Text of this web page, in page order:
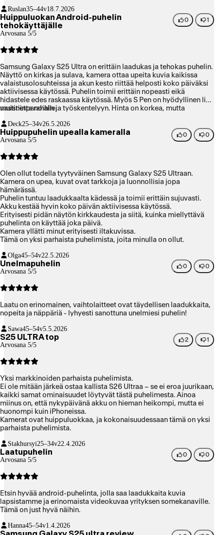
Ruslan35–44v18.7.2026
Huippuluokan Android-puhelin
tehokäyttäjälle
Arvosana 5/5
0 1
Samsung Galaxy S25 Ultra on erittäin laadukas ja tehokas puhelin.
Näyttö on kirkas ja sulava, kamera ottaa upeita kuvia kaikissa
valaistusolosuhteissa ja akun kesto riittää helposti koko päiväksi
aktiivisessa käytössä. Puhelin toimii erittäin nopeasti eikä
hidastele edes raskaassa käytössä. Myös S Pen on hyödyllinen lisä
muistiinpanoihin ja työskentelyyn. Hinta on korkea, mutta
vastinetta rahalle.
Deck25–34v26.5.2026
Huippupuhelin upealla kameralla
Arvosana 5/5
0 0
Olen ollut todella tyytyväinen Samsung Galaxy S25 Ultraan.
Kamera on upea, kuvat ovat tarkkoja ja luonnollisia jopa
hämärässä.
Puhelin tuntuu laadukkaalta kädessä ja toimii erittäin sujuvasti.
Akku kestää hyvin koko päivän aktiivisessa käytössä.
Erityisesti pidän näytön kirkkaudesta ja siitä, kuinka miellyttävä
puhelinta on käyttää joka päivä.
Kamera yllätti minut erityisesti iltakuvissa.
Tämä on yksi parhaista puhelimista, joita minulla on ollut.
Olga45–54v22.5.2026
Unelmapuhelin
Arvosana 5/5
0 0
Laatu on erinomainen, vaihtolaitteet ovat täydellisen laadukkaita,
nopeita ja näppäriä - lyhyesti sanottuna unelmiesi puhelin!
Sawa45–54v5.5.2026
S25 ULTRA top
Arvosana 5/5
2 1
Yksi markkinoiden parhaista puhelimista.
Ei ole mitään järkeä ostaa kallista S26 Ultraa – se ei eroa juurikaan,
kaikki samat ominaisuudet löytyvät tästä puhelimesta. Ainoa
miinus on, että nykypäivänä akku on hieman heikompi, mutta ei
huonompi kuin iPhoneissa.
Kamerat ovat huippuluokkaa, ja kokonaisuudessaan tämä on yksi
parhaista puhelimista.
Stakhursyi25–34v22.4.2026
Laatupuhelin
Arvosana 5/5
0 0
Etsin hyvää android-puhelinta, jolla saa laadukkaita kuvia
lapsistamme ja erinomaista videokuvaa yrityksen somekanaville.
Tämä on just hyvä näihin.
Hanna45–54v1.4.2026